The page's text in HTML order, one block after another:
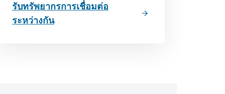
รับทรัพยากรการเชื่อมต่อ
ระหว่างกัน